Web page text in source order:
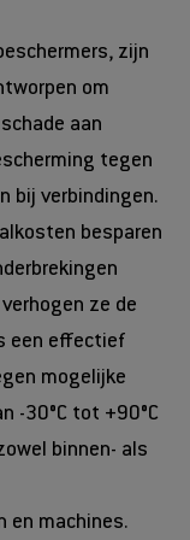
zijn
om
aan
tegen
bij verbindingen.
besparen
ze de
een effectief
mogelijke
-30°C tot +90°C
binnen- als
en machines.